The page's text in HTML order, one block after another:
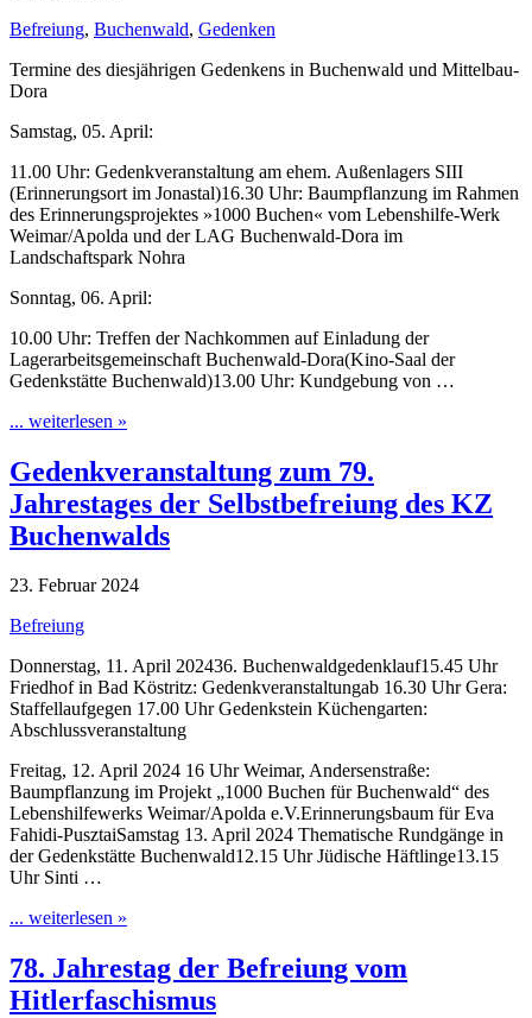
Befreiung, Buchenwald, Gedenken
Termine des diesjährigen Gedenkens in Buchenwald und Mittelbau-
Dora
Samstag, 05. April:
11.00 Uhr: Gedenkveranstaltung am ehem. Außenlagers SIII
(Erinnerungsort im Jonastal)16.30 Uhr: Baumpflanzung im Rahmen
des Erinnerungsprojektes »1000 Buchen« vom Lebenshilfe-Werk
Weimar/Apolda und der LAG Buchenwald-Dora im
Landschaftspark Nohra
Sonntag, 06. April:
10.00 Uhr: Treffen der Nachkommen auf Einladung der
Lagerarbeitsgemeinschaft Buchenwald-Dora(Kino-Saal der
Gedenkstätte Buchenwald)13.00 Uhr: Kundgebung von …
... weiterlesen »
Gedenkveranstaltung zum 79.
Jahrestages der Selbstbefreiung des KZ
Buchenwalds
23. Februar 2024
Befreiung
Donnerstag, 11. April 202436. Buchenwaldgedenklauf15.45 Uhr
Friedhof in Bad Köstritz: Gedenkveranstaltungab 16.30 Uhr Gera:
Staffellaufgegen 17.00 Uhr Gedenkstein Küchengarten:
Abschlussveranstaltung
Freitag, 12. April 2024 16 Uhr Weimar, Andersenstraße:
Baumpflanzung im Projekt „1000 Buchen für Buchenwald“ des
Lebenshilfewerks Weimar/Apolda e.V.Erinnerungsbaum für Eva
Fahidi-PusztaiSamstag 13. April 2024 Thematische Rundgänge in
der Gedenkstätte Buchenwald12.15 Uhr Jüdische Häftlinge13.15
Uhr Sinti …
... weiterlesen »
78. Jahrestag der Befreiung vom
Hitlerfaschismus